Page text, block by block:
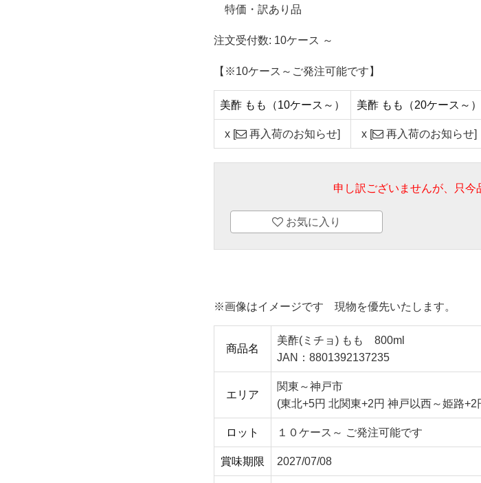
特価・訳あり品
注文受付数: 10ケース ～
【※10ケース～ご発注可能です】
美酢 もも（10ケース～） 美酢 もも（20ケース～）
x [ 再入荷のお知らせ] x [ 再入荷のお知らせ]
申し訳ございませんが、只今
お気に入り
※画像はイメージです 現物を優先いたします。
商品名
美酢(ミチョ) もも 800ml
JAN：8801392137235
エリア
関東～神戸市
(東北+5円 北関東+2円 神戸以西～姫路
ロット １０ケース～ ご発注可能です
賞味期限 2027/07/08